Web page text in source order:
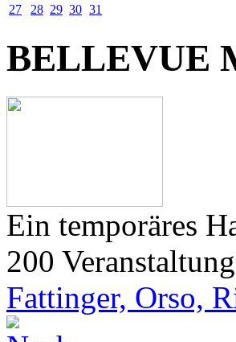
27
28 29 30 31
BELLEVUE
Ein temporäres
200
Fattinger, Orso,